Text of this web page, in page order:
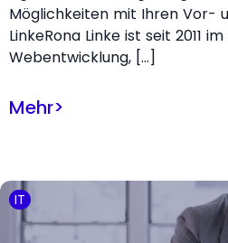
Möglichkeiten mit Ihren Vor-
LinkeRona Linke ist seit 2011
Webentwicklung, […]
Mehr>
IT